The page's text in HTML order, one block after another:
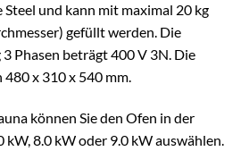
und kann mit maximal 20 kg
gefüllt werden. Die
Phasen beträgt 400 V 3N. Die
x 310 x 540 mm.
können Sie den Ofen in der
kW, 8.0 kW oder 9.0 kW auswählen.